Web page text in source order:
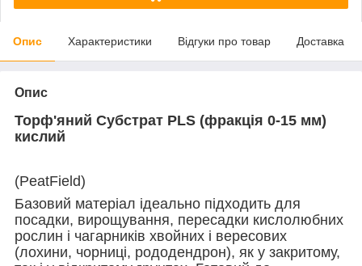
Опис Характеристики Відгуки про товар Доставка
Опис
Торф'яний Субстрат PLS (фракція 0-15 мм)
кислий
(PeatField)
Базовий матеріал ідеально підходить для
посадки, вирощування, пересадки кислолюбних
рослин і чагарників хвойних і вересових
(лохини, чорниці, рододендрон), як у закритому,